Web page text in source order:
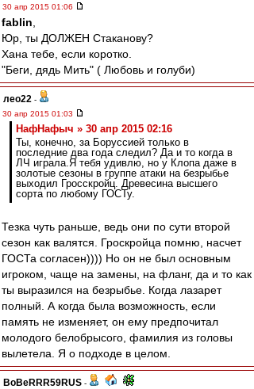
30 апр 2015 01:06
fablin
Юр, ты ДОЛЖЕН Стаканову?
Хана тебе, если коротко.
"Беги, дядь Мить" ( Любовь и голуби)
лео22 -
30 апр 2015 01:03
НафНафыч » 30 апр 2015 02:16
Ты, конечно, за Боруссией только в
последние два года следил? Да и то когда в
ЛЧ играла.Я тебя удивлю, но у Клопа даже в
золотые сезоны в группе атаки на безрыбье
выходил Гросскройц. Древесина высшего
сорта по любому ГОСТу.
Тезка чуть раньше, ведь они по сути второй
сезон как валятся. Гроскройца помню, насчет
ГОСТа согласен)))) Но он не был основным
игроком, чаще на замены, на фланг, да и то как
ты выразился на безрыбье. Когда лазарет
полный. А когда была возможность, если
память не изменяет, он ему предпочитал
молодого белобрысого, фамилия из головы
вылетела. Я о подходе в целом.
BoBeRRR59RUS -